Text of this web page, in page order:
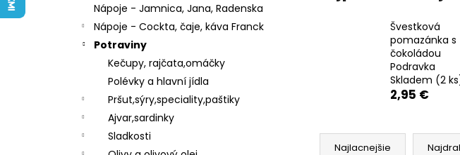
Nápoje - Jamnica, Jana, Radenska
Nápoje - Cockta, čaje, káva Franck
Potraviny
Kečupy, rajčata,omáčky
Polévky a hlavní jídla
Pršut,sýry,speciality,paštiky
Ajvar,sardinky
Sladkosti
Švestková
pomazánka s
čokoládou
Podravka
Skladem (2
2,95 €
R
Najlacnejšie
Odporúčame